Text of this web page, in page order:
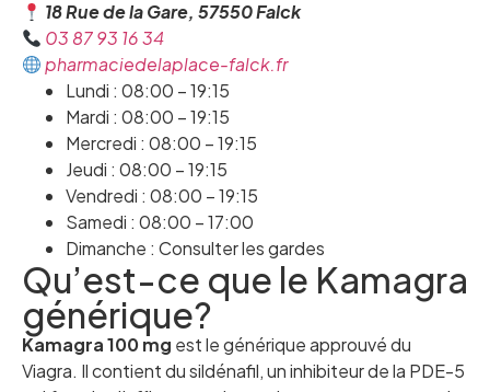
18 Rue de la Gare, 57550 Falck
03 87 93 16 34
pharmaciedelaplace-falck.fr
Lundi : 08:00 – 19:15
Mardi : 08:00 – 19:15
Mercredi : 08:00 – 19:15
Jeudi : 08:00 – 19:15
Vendredi : 08:00 – 19:15
Samedi : 08:00 – 17:00
Dimanche : Consulter les gardes
Qu’est-ce que le Kamagra
générique?
Kamagra 100 mg est le générique approuvé du
Viagra. Il contient du sildénafil, un inhibiteur de la PDE-5